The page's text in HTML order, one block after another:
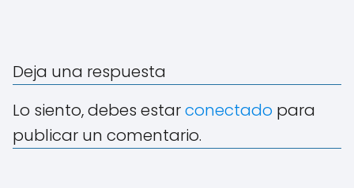
Deja una respuesta
Lo siento, debes estarconectado para
publicar un comentario.